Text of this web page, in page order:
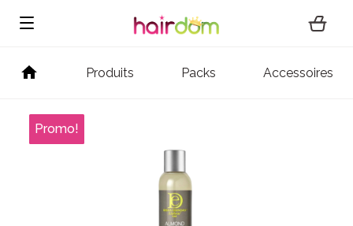
Produits Packs Accessoires